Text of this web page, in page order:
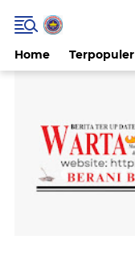
Home Terpopuler